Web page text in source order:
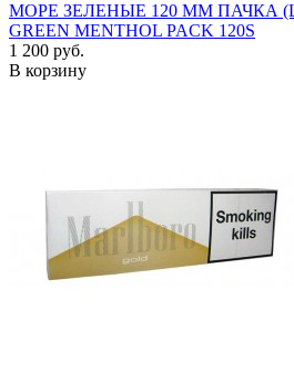
МОРЕ ЗЕЛЕНЫЕ 120 ММ ПАЧКА
GREEN MENTHOL PACK 120S
1 200 руб.
В корзину